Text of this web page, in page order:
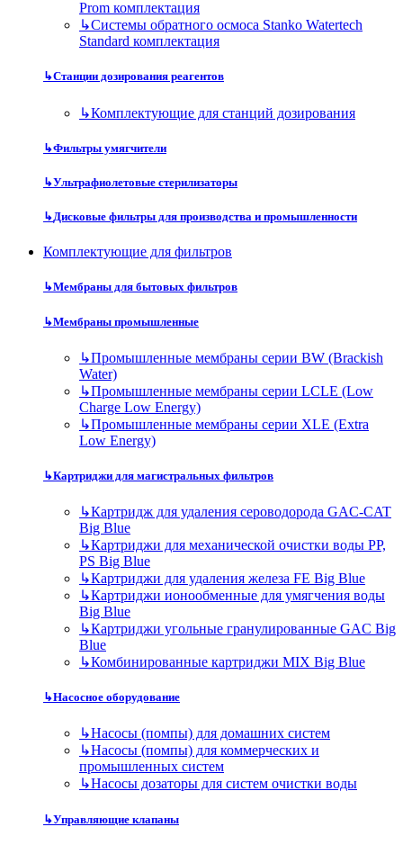
Prom комплектация
↳Системы обратного осмоса Stanko Watertech
Standard комплектация
↳Станции дозирования реагентов
↳Комплектующие для станций дозирования
↳Фильтры умягчители
↳Ультрафиолетовые стерилизаторы
↳Дисковые фильтры для производства и промышленности
Комплектующие для фильтров
↳Мембраны для бытовых фильтров
↳Мембраны промышленные
↳Промышленные мембраны серии BW (Brackish
Water)
↳Промышленные мембраны серии LCLE (Low
Charge Low Energy)
↳Промышленные мембраны серии XLE (Extra
Low Energy)
↳Картриджи для магистральных фильтров
↳Картридж для удаления сероводорода GAC-CAT
Big Blue
↳Картриджи для механической очистки воды PP,
PS Big Blue
↳Картриджи для удаления железа FE Big Blue
↳Картриджи ионообменные для умягчения воды
Big Blue
↳Картриджи угольные гранулированные GAC Big
Blue
↳Комбинированные картриджи MIX Big Blue
↳Насосное оборудование
↳Насосы (помпы) для домашних систем
↳Насосы (помпы) для коммерческих и
промышленных систем
↳Насосы дозаторы для систем очистки воды
↳Управляющие клапаны